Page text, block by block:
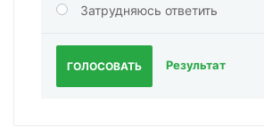
Затрудняюсь ответить
ГОЛОСОВАТЬ Результат